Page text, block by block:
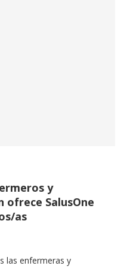
y
ofrece SalusOne
as
las enfermeras y